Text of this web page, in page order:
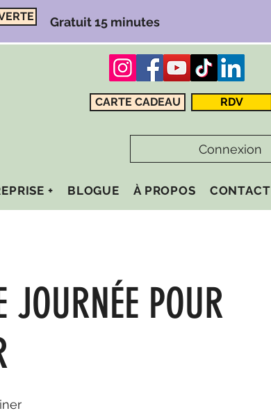
Gratuit 15 minutes
CARTE CADEAU RDV
Connexion
+ BLOGUE À PROPOS CONTACT
POUR